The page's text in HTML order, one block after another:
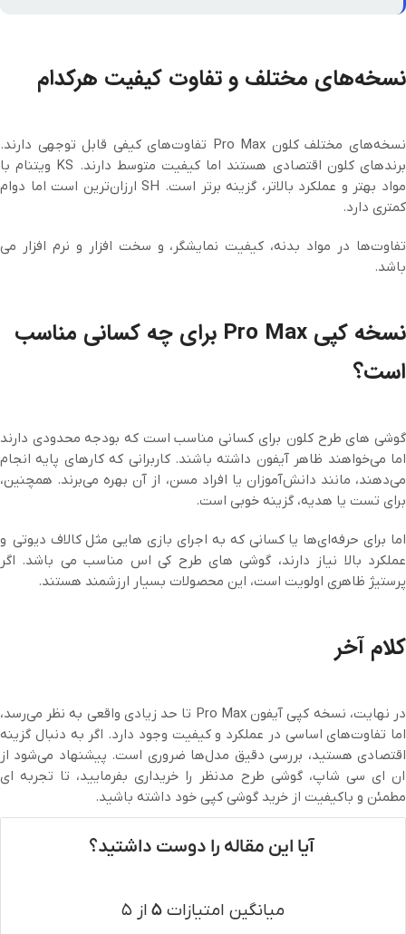
نسخه‌های مختلف و تفاوت کیفیت هرکدام
نسخه‌های مختلف کلون Pro Max تفاوت‌های کیفی قابل توجهی دارند.
برندهای کلون اقتصادی هستند اما کیفیت متوسط دارند. KS ویتنام با
مواد بهتر و عملکرد بالاتر، گزینه برتر است. SH ارزان‌ترین است اما دوام
کمتری دارد.
تفاوت‌ها در مواد بدنه، کیفیت نمایشگر، و سخت افزار و نرم افزار می
باشد.
نسخه کپی Pro Max برای چه کسانی مناسب
است؟
گوشی های طرح کلون برای کسانی مناسب است که بودجه محدودی دارند
اما می‌خواهند ظاهر آیفون داشته باشند. کاربرانی که کارهای پایه انجام
می‌دهند، مانند دانش‌آموزان یا افراد مسن، از آن بهره می‌برند. همچنین،
برای تست یا هدیه، گزینه خوبی است.
اما برای حرفه‌ای‌ها یا کسانی که به اجرای بازی هایی مثل کالاف دیوتی و
عملکرد بالا نیاز دارند، گوشی های طرح کی اس مناسب می باشد. اگر
پرستیژ ظاهری اولویت است، این محصولات بسیار ارزشمند هستند.
کلام آخر
در نهایت، نسخه کپی آیفون Pro Max تا حد زیادی واقعی به نظر می‌رسد،
اما تفاوت‌های اساسی در عملکرد و کیفیت وجود دارد. اگر به دنبال گزینه
اقتصادی هستید، بررسی دقیق مدل‌ها ضروری است. پیشنهاد می‌شود از
ان ای سی شاپ، گوشی طرح مدنظر را خریداری بفرمایید، تا تجربه ای
مطمئن و باکیفیت از خرید گوشی کپی خود داشته باشید.
آیا این مقاله را دوست داشتید؟
میانگین امتیازات ۵ از ۵